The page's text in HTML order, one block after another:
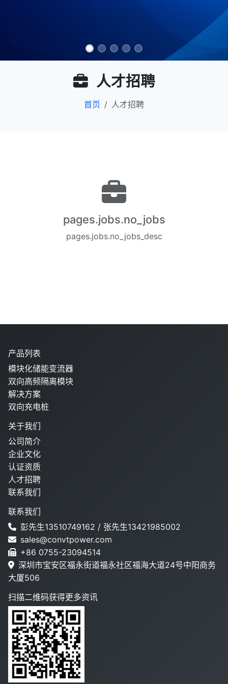
人才招聘
首页 人才招聘
pages.jobs.no_jobs
pages.jobs.no_jobs_desc
产品列表
模块化储能变流器
双向高频隔离模块
解决方案
双向充电桩
关于我们
公司简介
企业文化
认证资质
人才招聘
联系我们
联系我们
彭先生13510749162 / 张先生13421985002
sales@convtpower.com
+86 0755-23094514
深圳市宝安区福永街道福永社区福海大道24号中阳商务
大厦506
扫描二维码获得更多资讯